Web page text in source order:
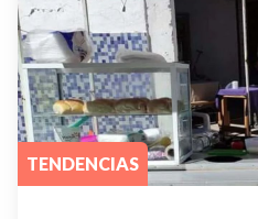
TENDENCIAS